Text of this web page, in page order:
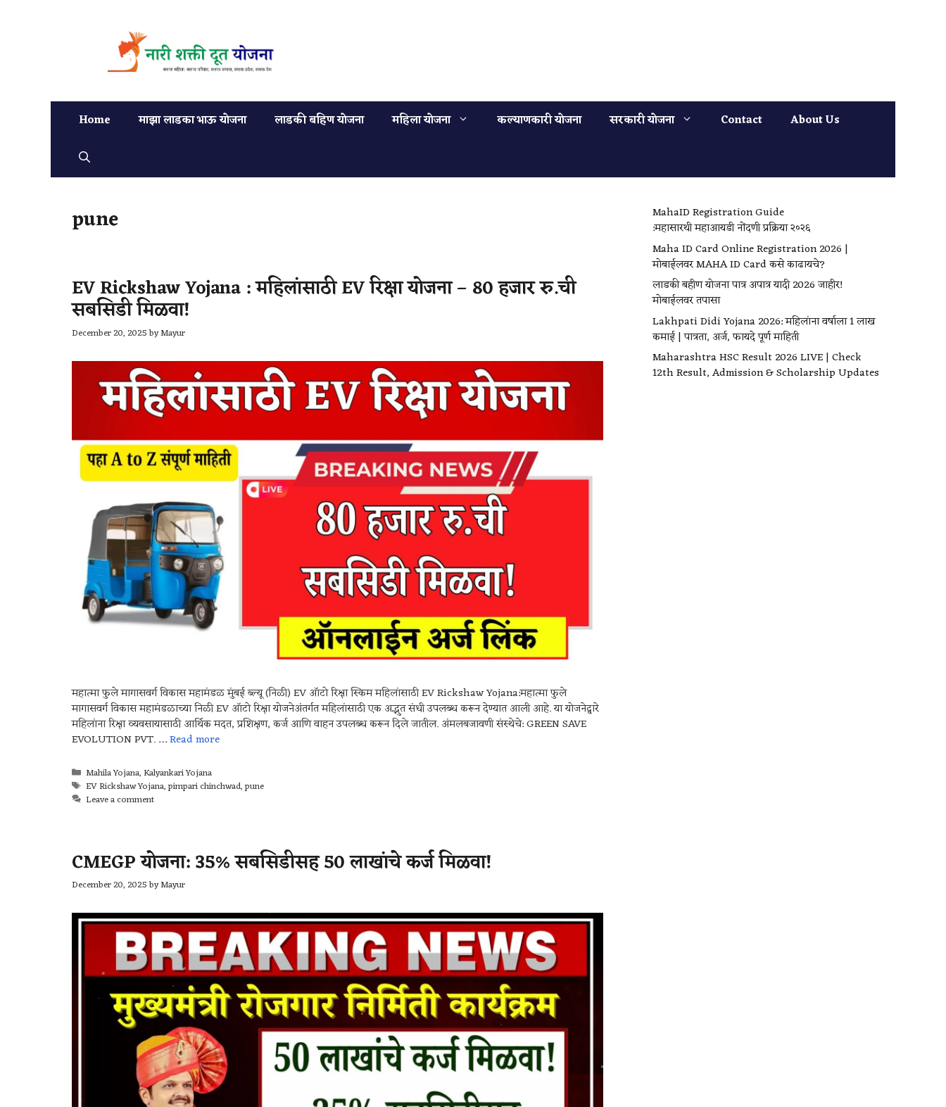
Home माझा लाडका भाऊ योजना लाडकी बहिण योजना महिला योजना कल्याणकारी योजना सरकारी योजना Contact About Us
pune
EV Rickshaw Yojana : महिलांसाठी EV रिक्षा योजना – 80 हजार रु.ची
सबसिडी मिळवा!
December 20, 2025byMayur
महात्मा फुले मागासवर्ग विकास महामंडळ मुंबई ब्ल्यू (निळी) EV ऑटो रिक्षा स्किम महिलांसाठी EV Rickshaw Yojana:महात्मा फुले
मागासवर्ग विकास महामंडळाच्या निळी EV ऑटो रिक्षा योजनेअंतर्गत महिलांसाठी एक अद्भुत संधी उपलब्ध करून देण्यात आली आहे. या योजनेद्वारे
महिलांना रिक्षा व्यवसायासाठी आर्थिक मदत, प्रशिक्षण, कर्ज आणि वाहन उपलब्ध करून दिले जातील. अंमलबजावणी संस्थेचे: GREEN SAVE
EVOLUTION PVT. …Read more
Mahila Yojana, Kalyankari Yojana
EV Rickshaw Yojana,pimpari chinchwad,pune
Leave a comment
CMEGP योजना: 35% सबसिडीसह 50 लाखांचे कर्ज मिळवा!
December 20, 2025byMayur
MahaID Registration Guide
:महासारथी महाआयडी नोंदणी प्रक्रिया २०२६
Maha ID Card Online Registration 2026 |
मोबाईलवर MAHA ID Card कसे काढायचे?
लाडकी बहीण योजना पात्र अपात्र यादी 2026 जाहीर!
मोबाईलवर तपासा
Lakhpati Didi Yojana 2026: महिलांना वर्षाला ₹1 लाख
कमाई | पात्रता, अर्ज, फायदे पूर्ण माहिती
Maharashtra HSC Result 2026 LIVE | Check
12th Result, Admission & Scholarship Updates